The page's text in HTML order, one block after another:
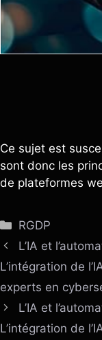
Ce sujet est
sont donc les
de plateformes
Catégories
RGDP
L’IA et
L’intégration de
experts en
L’IA et
L’intégration de